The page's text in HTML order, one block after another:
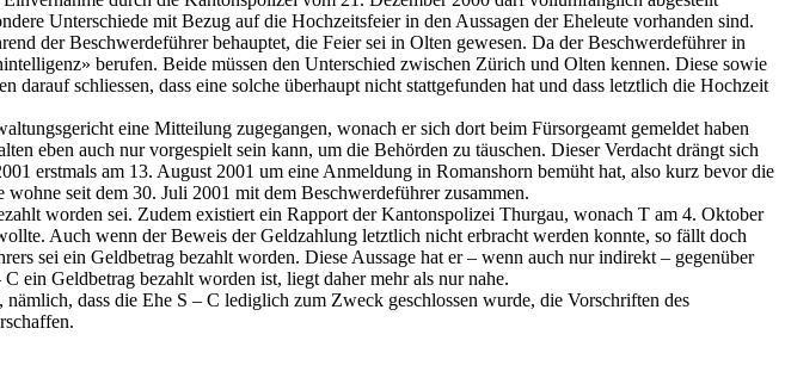
Unterschiede mit Bezug auf die Hochzeitsfeier in den Aussagen der Eheleute vorhanden sind.
der Beschwerdeführer behauptet, die Feier sei in Olten gewesen. Da der Beschwerdeführer in
berufen. Beide müssen den Unterschied zwischen Zürich und Olten kennen. Diese sowie
schliessen, dass eine solche überhaupt nicht stattgefunden hat und dass letztlich die Hochzeit
eine Mitteilung zugegangen, wonach er sich dort beim Fürsorgeamt gemeldet haben
eben auch nur vorgespielt sein kann, um die Behörden zu täuschen. Dieser Verdacht drängt sich
erstmals am 13. August 2001 um eine Anmeldung in Romanshorn bemüht hat, also kurz bevor die
seit dem 30. Juli 2001 mit dem Beschwerdeführer zusammen.
worden sei. Zudem existiert ein Rapport der Kantonspolizei Thurgau, wonach T am 4. Oktober
Auch wenn der Beweis der Geldzahlung letztlich nicht erbracht werden konnte, so fällt doch
sei ein Geldbetrag bezahlt worden. Diese Aussage hat er – wenn auch nur indirekt – gegenüber
ein Geldbetrag bezahlt worden ist, liegt daher mehr als nur nahe.
dass die Ehe S – C lediglich zum Zweck geschlossen wurde, die Vorschriften des